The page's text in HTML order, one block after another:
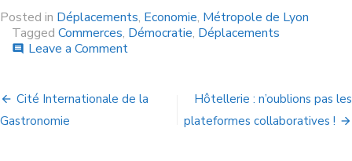
Posted in Déplacements, Economie, Métropole de Lyon
Tagged Commerces, Démocratie, Déplacements
comment Leave a Comment
Cité Internationale de la
Gastronomie
Hôtellerie : n’oublions pas les
plateformes collaboratives !